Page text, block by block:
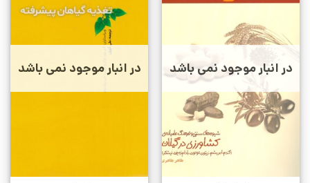
در انبار موجود نمی باشد در انبار موجود نمی باشد